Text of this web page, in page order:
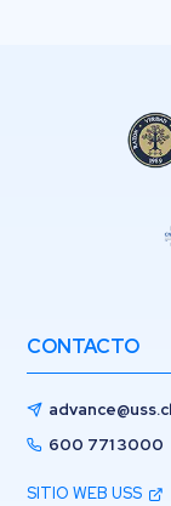
CONTACTO
advance@uss.cl
600 771 3000
SITIO WEB USS